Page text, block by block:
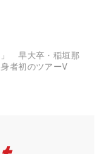
」 早大卒・稲垣那
者初のツアーV